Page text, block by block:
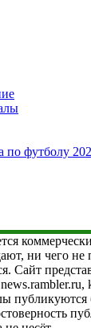
по футболу
ни чего
Сайт
публикуются